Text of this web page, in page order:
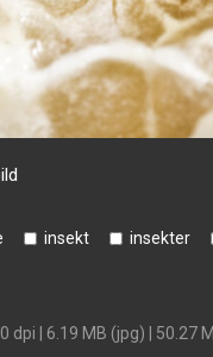
insekt insekter
dpi | 6.19 MB (jpg) | 50.27